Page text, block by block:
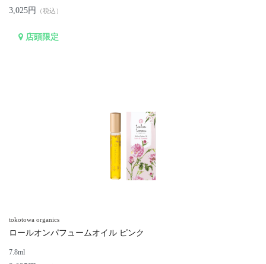
3,025円 （税込）
店頭限定
tokotowa organics
ロールオンパフュームオイル ピンク
7.8ml